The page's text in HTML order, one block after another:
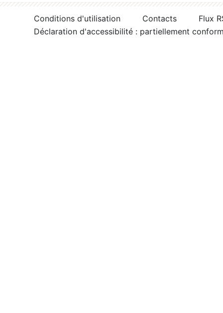
Conditions d'utilisation Contacts
Flux
Déclaration d'accessibilité : partiellement